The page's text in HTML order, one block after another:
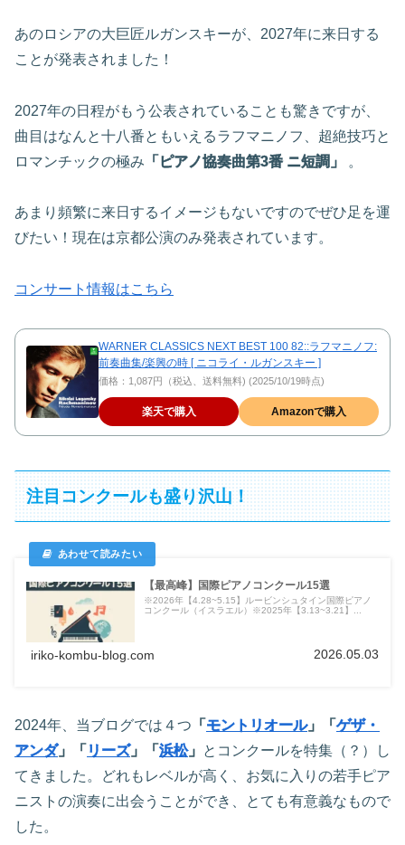
あのロシアの大巨匠ルガンスキーが、2027年に来日する
ことが発表されました！
2027年の日程がもう公表されていることも驚きですが、
曲目はなんと十八番ともいえるラフマニノフ、超絶技巧と
ロマンチックの極み 「ピアノ協奏曲第3番 ニ短調」 。
あまり頻繁に来日するイメージもないですのでぜひ足を運
びたい！現在は京都公演のみ発表されています。
コンサート情報はこちら
WARNER CLASSICS NEXT BEST 100 82::ラフマニノフ:
前奏曲集/楽興の時 [ ニコライ・ルガンスキー ]
価格：1,087円（税込、送料無料) (2025/10/19時点)
楽天で購入 Amazonで購入
注目コンクールも盛り沢山！
【最高峰】国際ピアノコンクール15選
※2026年【4.28~5.15】ルービンシュタイン国際ピアノ
コンクール（イスラエル）※2025年【3.13~3.21】...
iriko-kombu-blog.com 2026.05.03
2024年、当ブログでは４つ 「 モントリオール」「ゲザ・
アンダ」「 リーズ」「 浜松」 とコンクールを特集（？）し
てきました。どれもレベルが高く、お気に入りの若手ピア
ニストの演奏に出会うことができ、とても有意義なもので
した。